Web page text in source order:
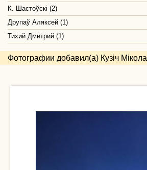
К. Шастоўскі (2)
Друпаў Аляксей (1)
Тихий Дмитрий (1)
Фотографии добавил(а) Кузіч Мікола